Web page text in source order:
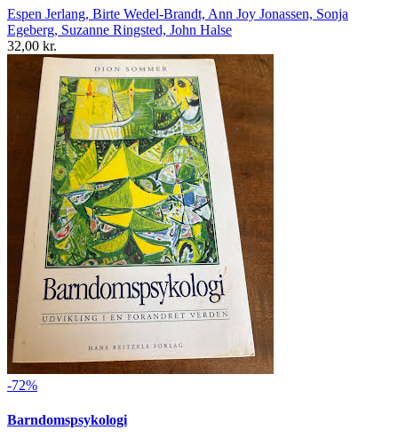
Espen Jerlang, Birte Wedel-Brandt, Ann Joy Jonassen, Sonja
Egeberg, Suzanne Ringsted, John Halse
32,00 kr.
-72%
Barndomspsykologi